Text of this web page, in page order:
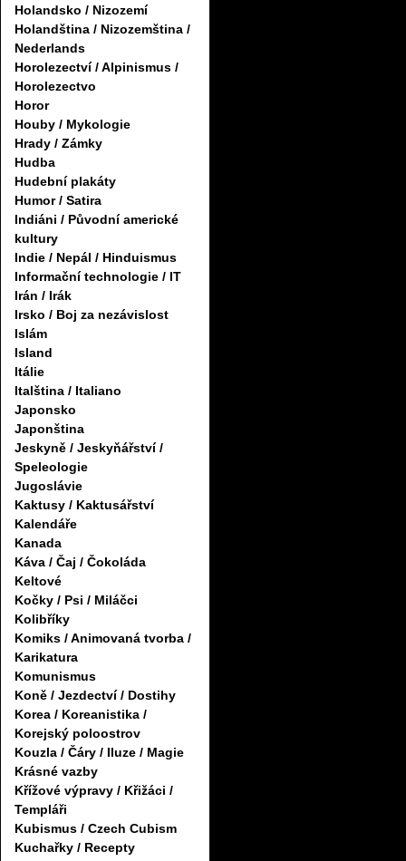
Holandsko / Nizozemí
Holandština / Nizozemština /
Nederlands
Horolezectví / Alpinismus /
Horolezectvo
Horor
Houby / Mykologie
Hrady / Zámky
Hudba
Hudební plakáty
Humor / Satira
Indiáni / Původní americké
kultury
Indie / Nepál / Hinduismus
Informační technologie / IT
Irán / Irák
Irsko / Boj za nezávislost
Islám
Island
Itálie
Italština / Italiano
Japonsko
Japonština
Jeskyně / Jeskyňářství /
Speleologie
Jugoslávie
Kaktusy / Kaktusářství
Kalendáře
Kanada
Káva / Čaj / Čokoláda
Keltové
Kočky / Psi / Miláčci
Kolibříky
Komiks / Animovaná tvorba /
Karikatura
Komunismus
Koně / Jezdectví / Dostihy
Korea / Koreanistika /
Korejský poloostrov
Kouzla / Čáry / Iluze / Magie
Krásné vazby
Křížové výpravy / Křižáci /
Templáři
Kubismus / Czech Cubism
Kuchařky / Recepty